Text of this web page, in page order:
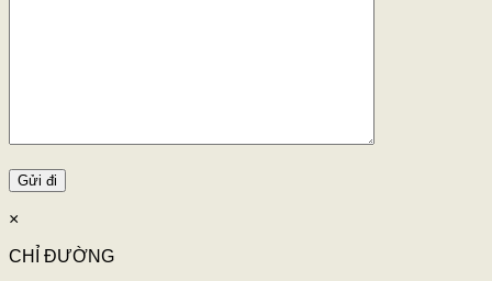
×
CHỈ ĐƯỜNG